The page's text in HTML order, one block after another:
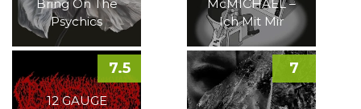
Bring On The
Psychics
McMICHAEL –
Ich Mit Mir
12 GAUGE
7.5 7